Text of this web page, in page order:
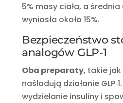
5% masy ciała, a
wyniosła około 15%.
Bezpieczeństwo
analogów GLP-1
Oba preparaty, takie jak
naśladują działanie
wydzielanie insuliny i